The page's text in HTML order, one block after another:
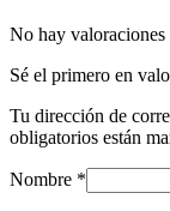
No hay valoraciones
Sé el primero en
Tu dirección de
obligatorios están
Nombre *